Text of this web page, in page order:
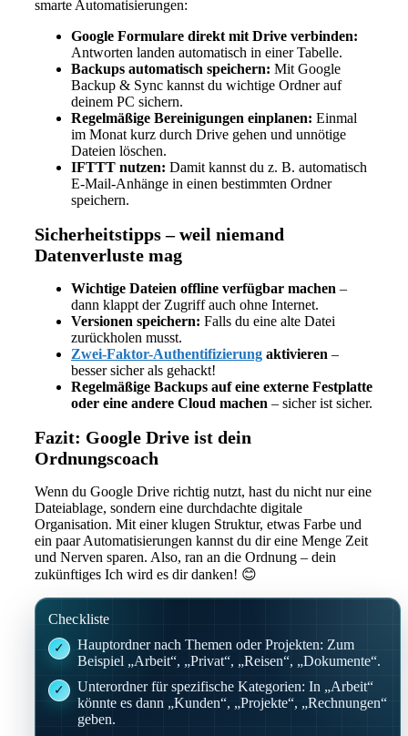
smarte Automatisierungen:
Google Formulare direkt mit Drive verbinden:
Antworten landen automatisch in einer Tabelle.
Backups automatisch speichern: Mit Google
Backup & Sync kannst du wichtige Ordner auf
deinem PC sichern.
Regelmäßige Bereinigungen einplanen: Einmal
im Monat kurz durch Drive gehen und unnötige
Dateien löschen.
IFTTT nutzen: Damit kannst du z. B. automatisch
E-Mail-Anhänge in einen bestimmten Ordner
speichern.
Sicherheitstipps – weil niemand
Datenverluste mag
Wichtige Dateien offline verfügbar machen –
dann klappt der Zugriff auch ohne Internet.
Versionen speichern: Falls du eine alte Datei
zurückholen musst.
Zwei-Faktor-Authentifizierung aktivieren –
besser sicher als gehackt!
Regelmäßige Backups auf eine externe Festplatte
oder eine andere Cloud machen – sicher ist sicher.
Fazit: Google Drive ist dein
Ordnungscoach
Wenn du Google Drive richtig nutzt, hast du nicht nur eine
Dateiablage, sondern eine durchdachte digitale
Organisation. Mit einer klugen Struktur, etwas Farbe und
ein paar Automatisierungen kannst du dir eine Menge Zeit
und Nerven sparen. Also, ran an die Ordnung – dein
zukünftiges Ich wird es dir danken! 😊
Checkliste
Hauptordner nach Themen oder Projekten: Zum
Beispiel „Arbeit“, „Privat“, „Reisen“, „Dokumente“.
Unterordner für spezifische Kategorien: In „Arbeit“
könnte es dann „Kunden“, „Projekte“, „Rechnungen“
geben.